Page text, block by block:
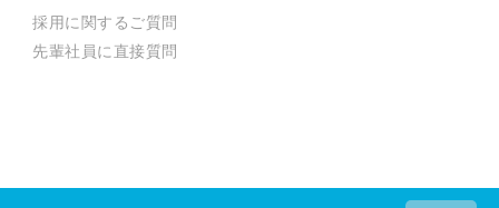
採用に関するご質問
先輩社員に直接質問